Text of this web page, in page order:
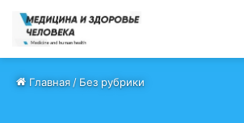
Главная/Без рубрики